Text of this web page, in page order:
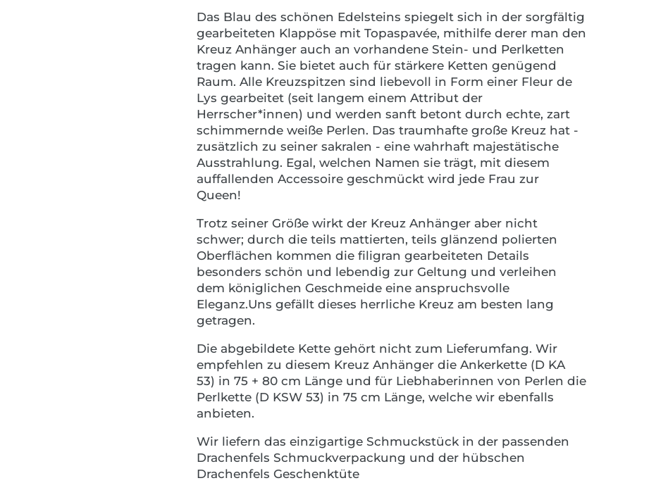
Das Blau des schönen Edelsteins spiegelt sich in der sorgfältig
gearbeiteten Klappöse mit Topaspavée, mithilfe derer man den
Kreuz Anhänger auch an vorhandene Stein- und Perlketten
tragen kann. Sie bietet auch für stärkere Ketten genügend
Raum. Alle Kreuzspitzen sind liebevoll in Form einer Fleur de
Lys gearbeitet (seit langem einem Attribut der
Herrscher*innen) und werden sanft betont durch echte, zart
schimmernde weiße Perlen. Das traumhafte große Kreuz hat -
zusätzlich zu seiner sakralen - eine wahrhaft majestätische
Ausstrahlung. Egal, welchen Namen sie trägt, mit diesem
auffallenden Accessoire geschmückt wird jede Frau zur
Queen!
Trotz seiner Größe wirkt der Kreuz Anhänger aber nicht
schwer; durch die teils mattierten, teils glänzend polierten
Oberflächen kommen die filigran gearbeiteten Details
besonders schön und lebendig zur Geltung und verleihen
dem königlichen Geschmeide eine anspruchsvolle
Eleganz.Uns gefällt dieses herrliche Kreuz am besten lang
getragen.
Die abgebildete Kette gehört nicht zum Lieferumfang. Wir
empfehlen zu diesem Kreuz Anhänger die Ankerkette (D KA
53) in 75 + 80 cm Länge und für Liebhaberinnen von Perlen die
Perlkette (D KSW 53) in 75 cm Länge, welche wir ebenfalls
anbieten.
Wir liefern das einzigartige Schmuckstück in der passenden
Drachenfels Schmuckverpackung und der hübschen
Drachenfels Geschenktüte